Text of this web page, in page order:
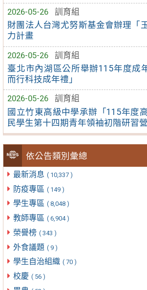
2026-05-26
訓育組
財團法人台灣尤努斯基金會辦理「
力計畫
2026-05-26
訓育組
臺北市內湖區公所舉辦115年度成
而行科技成年禮」
2026-05-26
訓育組
國立竹東高級中學承辦「115年度
民學生第十四期青年領袖初階研習營
依公告類別彙總
最新消息 ( 10,337 )
防疫專區 ( 149 )
學生專區 ( 8,048 )
教師專區 ( 6,904 )
榮譽榜 ( 343 )
外食議題 ( 9 )
學生自治組織 ( 70 )
校慶 ( 56 )